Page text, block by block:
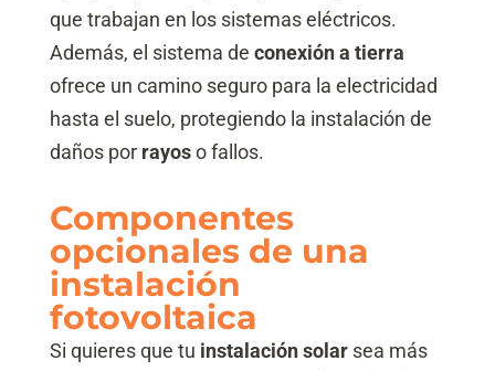
que trabajan en los sistemas eléctricos.
Además, el sistema de conexión a tierra
ofrece un camino seguro para la electricidad
hasta el suelo, protegiendo la instalación de
daños por rayoso fallos.
Componentes
opcionales de una
instalación
fotovoltaica
Si quieres que tu instalación solarsea más